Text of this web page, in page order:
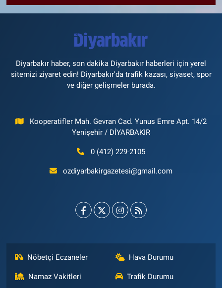
Diyarbakır haber, son dakika Diyarbakır haberleri için yerel
sitemizi ziyaret edin! Diyarbakır'da trafik kazası, siyaset, spor
ve diğer gelişmeler burada.
Kooperatifler Mah. Gevran Cad. Yunus Emre Apt. 14/2
Yenişehir / DİYARBAKIR
0 (412) 229-2105
ozdiyarbakirgazetesi@gmail.com
Nöbetçi Eczaneler Hava Durumu
Namaz Vakitleri Trafik Durumu